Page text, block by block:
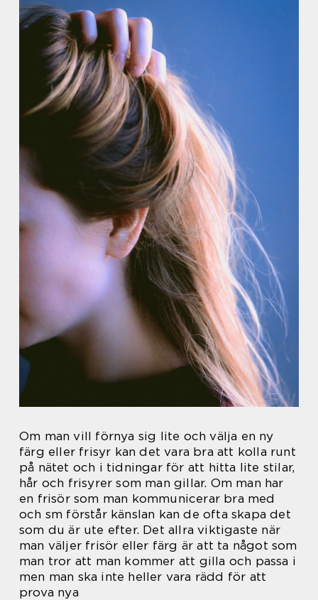
Om man vill förnya sig lite och välja en ny
färg eller frisyr kan det vara bra att kolla runt
på nätet och i tidningar för att hitta lite stilar,
hår och frisyrer som man gillar. Om man har
en frisör som man kommunicerar bra med
och sm förstår känslan kan de ofta skapa det
som du är ute efter. Det allra viktigaste när
man väljer frisör eller färg är att ta något som
man tror att man kommer att gilla och passa i
men man ska inte heller vara rädd för att
prova nya